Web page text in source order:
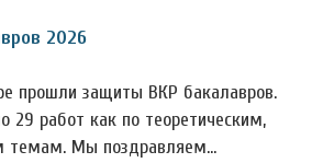
2026
прошли защиты ВКР бакалавров.
29 работ как по теоретическим,
темам. Мы поздравляем…